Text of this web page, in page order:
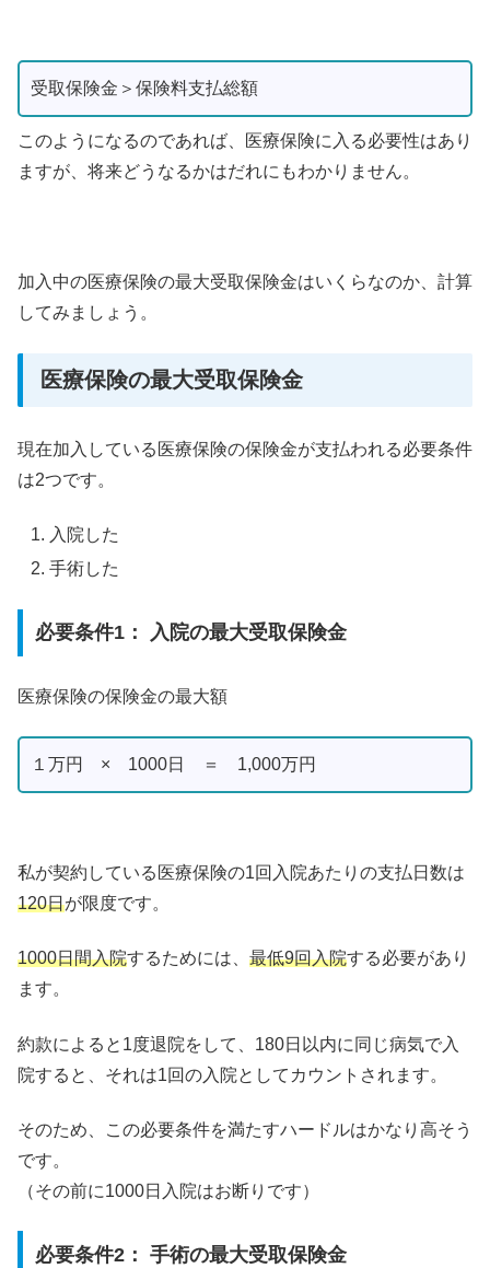
受取保険金＞保険料支払総額
このようになるのであれば、医療保険に入る必要性はあり
ますが、将来どうなるかはだれにもわかりません。
加入中の医療保険の最大受取保険金はいくらなのか、計算
してみましょう。
医療保険の最大受取保険金
現在加入している医療保険の保険金が支払われる必要条件
は2つです。
入院した
手術した
必要条件1： 入院の最大受取保険金
医療保険の保険金の最大額
１万円 × 1000日 ＝ 1,000万円
私が契約している医療保険の1回入院あたりの支払日数は
120日が限度です。
1000日間入院するためには、 最低9回入院する必要があり
ます。
約款によると1度退院をして、180日以内に同じ病気で入
院すると、それは1回の入院としてカウントされます。
そのため、この必要条件を満たすハードルはかなり高そう
です。
（その前に1000日入院はお断りです）
必要条件2： 手術の最大受取保険金